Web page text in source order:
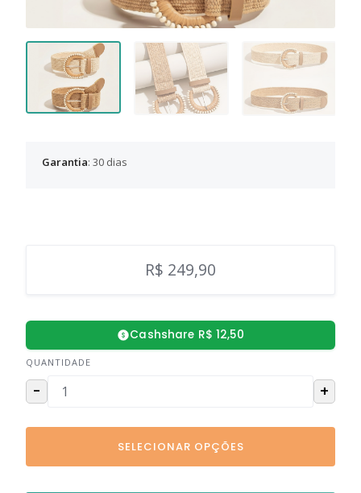
Garantia: 30 dias
R$ 249,90
Cashshare R$ 12,50
QUANTIDADE
- +
SELECIONAR OPÇÕES